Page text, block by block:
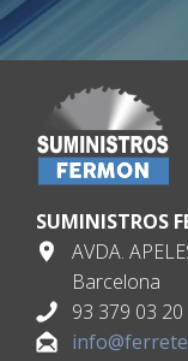
SUMINISTROS
AVDA.
Barcelona
93 379 03 20